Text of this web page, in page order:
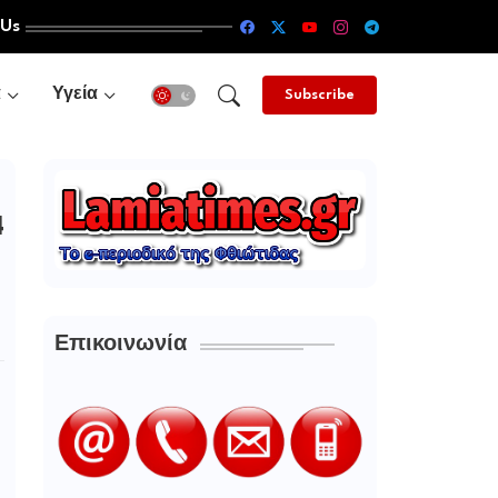
Υγεία Subscribe
Επικοινωνία